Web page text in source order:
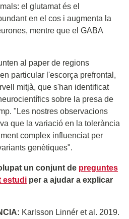
el glutamat és el
en el cos i augmenta la
mentre que el GABA
al paper de regions
particular l'escorça prefrontal,
mitjà, que s'han identificat
sobre la presa de
"Les nostres observacions
que la variació en la tolerància
complex influenciat per
genètiques".
un conjunt de preguntes
estudi per a ajudar a explicar
Karlsson Linnér et al. 2019.